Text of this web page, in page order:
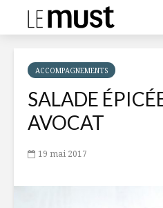
ACCOMPAGNEMENTS
SALADE
AVOCAT
19 mai 2017